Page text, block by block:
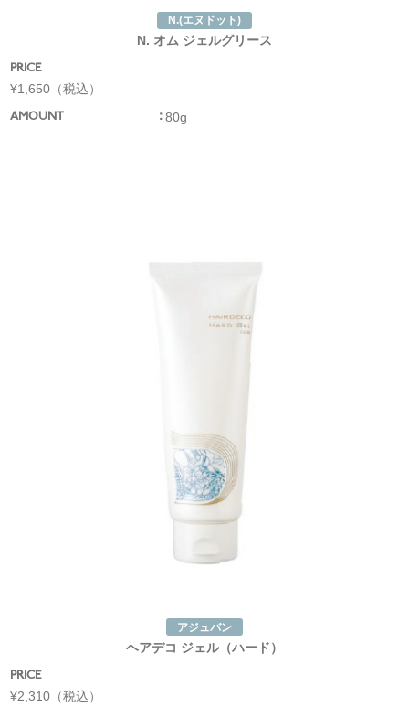
N.(エヌドット)
N. オム ジェルグリース
PRICE
¥1,650（税込）
AMOUNT 80g
アジュバン
ヘアデコ ジェル（ハード）
PRICE
¥2,310（税込）